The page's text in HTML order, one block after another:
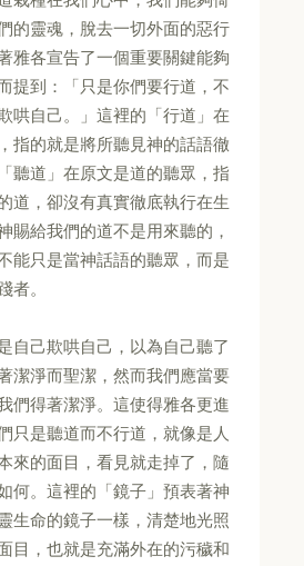
的靈魂，脫去一切外面的惡行
雅各宣告了一個重要關鍵能夠
提到：「只是你們要行道，不
哄自己。」這裡的「行道」在
指的就是將所聽見神的話語徹
聽道」在原文是道的聽眾，指
道，卻沒有真實徹底執行在生
賜給我們的道不是用來聽的，
能只是當神話語的聽眾，而是
者。
自己欺哄自己，以為自己聽了
潔淨而聖潔，然而我們應當要
們得著潔淨。這使得雅各更進
只是聽道而不行道，就像是人
來的面目，看見就走掉了，隨
何。這裡的「鏡子」預表著神
生命的鏡子一樣，清楚地光照
目，也就是充滿外在的污穢和